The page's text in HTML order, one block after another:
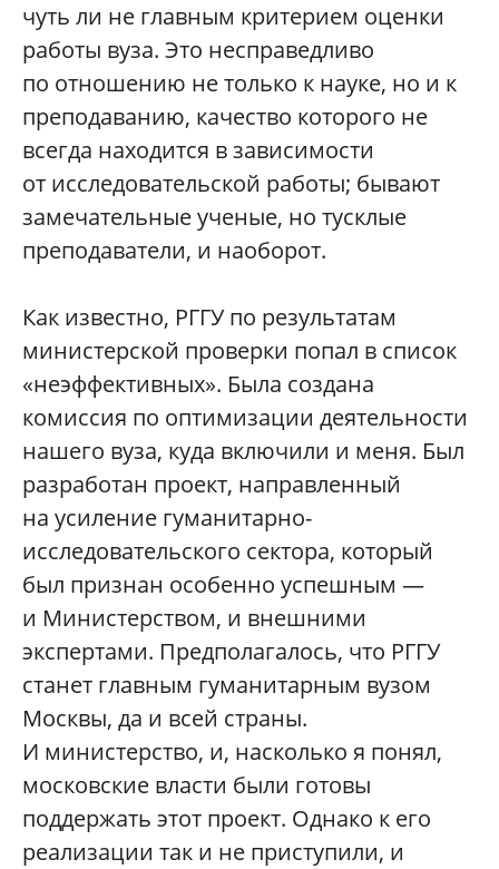
чуть ли не главным критерием оценки
работы вуза. Это несправедливо
по отношению не только к науке, но и к
преподаванию, качество которого не
всегда находится в зависимости
от исследовательской работы; бывают
замечательные ученые, но тусклые
преподаватели, и наоборот.
Как известно, РГГУ по результатам
министерской проверки попал в список
«неэффективных». Была создана
комиссия по оптимизации деятельности
нашего вуза, куда включили и меня. Был
разработан проект, направленный
на усиление гуманитарно-
исследовательского сектора, который
был признан особенно успешным —
и Министерством, и внешними
экспертами. Предполагалось, что РГГУ
станет главным гуманитарным вузом
Москвы, да и всей страны.
И министерство, и, насколько я понял,
московские власти были готовы
поддержать этот проект. Однако к его
реализации так и не приступили, и